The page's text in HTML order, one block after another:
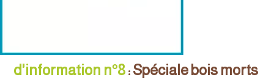
d'information n°8: Spéciale bois morts